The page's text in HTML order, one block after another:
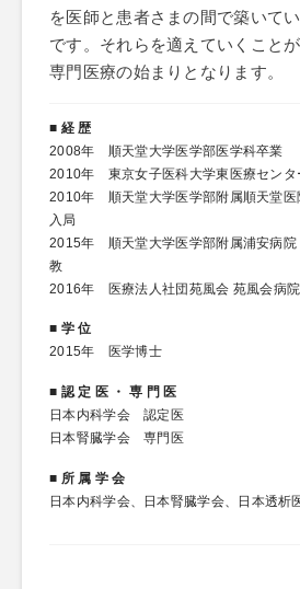
を医師と患者さまの間で築いて
です。それらを適えていくこと
専門医療の始まりとなります。
■ 経 歴
2008年 順天堂大学医学部医学科卒業
2010年 東京女子医科大学東医療セン
2010年 順天堂大学医学部附属順天堂
入局
2015年 順天堂大学医学部附属浦安病
教
2016年 医療法人社団苑風会 苑風会病
■ 学 位
2015年 医学博士
■ 認 定 医 ・ 専 門 医
日本内科学会 認定医
日本腎臓学会 専門医
■ 所 属 学 会
日本内科学会、日本腎臓学会、日本透析